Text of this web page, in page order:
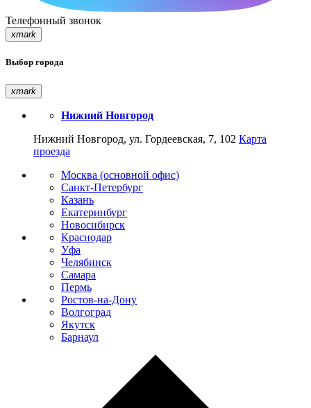
Телефонный звонок
xmark
Выбор города
xmark
Нижний Новгород
Нижний Новгород, ул. Гордеевская, 7, 102 Карта
проезда
Москва (основной офис)
Санкт-Петербург
Казань
Екатеринбург
Новосибирск
Краснодар
Уфа
Челябинск
Самара
Пермь
Ростов-на-Дону
Волгоград
Якутск
Барнаул